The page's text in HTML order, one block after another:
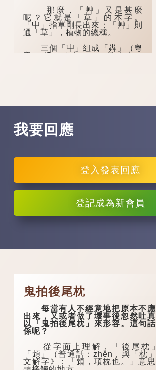
那麼，「艸」又是甚麼
呢？它就是「草」的本字。
「屮」指草剛長出來；「艸」則
通「草」，植物的總稱。
三個「屮」組成「芔」（粵
音wai5，「卉」），是「卉」
我要回應
登入發表回應
登記成為新會員
鬼拍後尾枕
每當有人不經意地把原本不應
出來，又或者做了壞事後忽然吐
以「鬼拍後尾枕」來形容。這句
係呢？
從字面上理解，「後尾枕
「䪴」（普通話：zhěn，與「枕
文解字》：「䪴，項枕也。」意